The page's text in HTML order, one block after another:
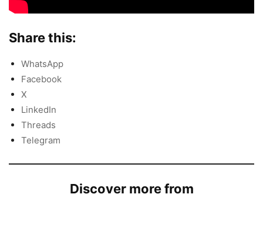
Share this:
WhatsApp
Facebook
X
LinkedIn
Threads
Telegram
Discover more from